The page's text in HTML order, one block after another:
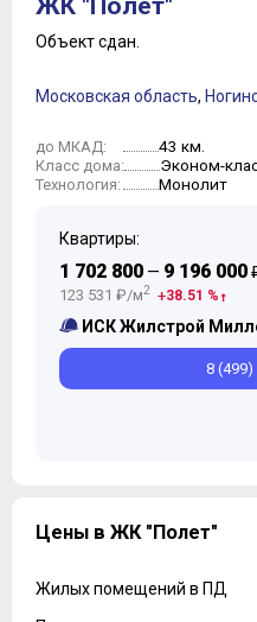
ЖК "Полет"
Объект сдан.
Московская область,
до МКАД: 43 км.
Класс дома: Эконом-
Технология: Монолит
Квартиры:
1 702 800 — 9 196 000
123 531 ₽/м2 38.51 %
ИСК Жилстрой
8
Цены в ЖК "Полет"
Жилых помещений в ПД